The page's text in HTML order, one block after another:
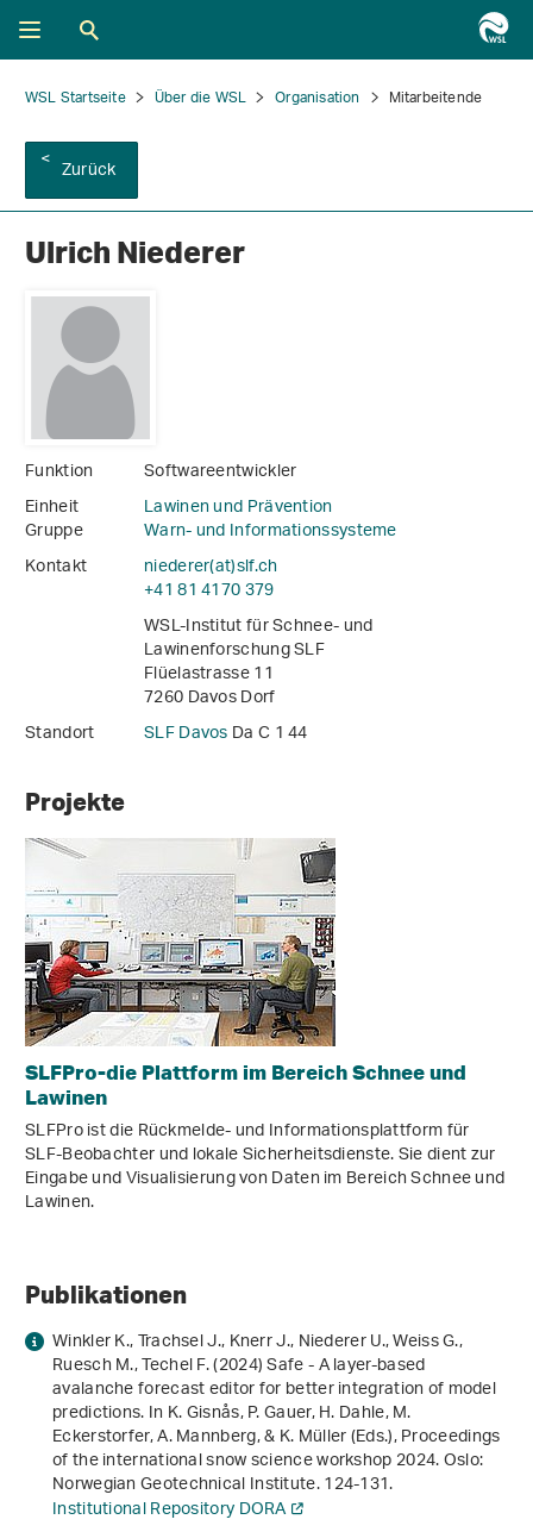
WSL Startseite Über die WSL Organisation Mitarbeitende
Zurück
Ulrich Niederer
Funktion
Softwareentwickler
Einheit
Lawinen und Prävention
Gruppe
Warn- und Informationssysteme
Kontakt
niederer(at)slf.ch
+41 81 4170 379
WSL-Institut für Schnee- und
Lawinenforschung SLF
Flüelastrasse 11
7260 Davos Dorf
Standort
SLF DavosDa C 1 44
Projekte
SLFPro-die Plattform im Bereich Schnee und
Lawinen
SLFPro ist die Rückmelde- und Informationsplattform für
SLF-Beobachter und lokale Sicherheitsdienste. Sie dient zur
Eingabe und Visualisierung von Daten im Bereich Schnee und
Lawinen.
Publikationen
Winkler K., Trachsel J., Knerr J., Niederer U., Weiss G.,
Ruesch M., Techel F. (2024)Safe - A layer-based
avalanche forecast editor for better integration of model
predictions. In K. Gisnås, P. Gauer, H. Dahle, M.
Eckerstorfer, A. Mannberg, & K. Müller (Eds.),Proceedings
of the international snow science workshop 2024. Oslo:
Norwegian Geotechnical Institute. 124-131.
Institutional Repository DORA